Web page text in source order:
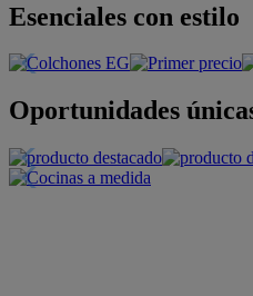
Esenciales con estilo
Oportunidades